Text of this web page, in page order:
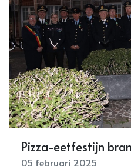
Pizza-eetfestijn
05 februari 2025